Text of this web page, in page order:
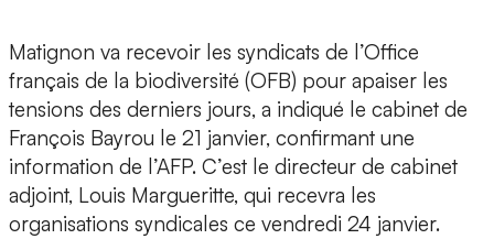
Matignon va recevoir les syndicats de l’Office
français de la biodiversité (OFB) pour apaiser les
tensions des derniers jours, a indiqué le cabinet de
François Bayrou le 21 janvier, confirmant une
information de l’AFP. C’est le directeur de cabinet
adjoint, Louis Margueritte, qui recevra les
organisations syndicales ce vendredi 24 janvier.